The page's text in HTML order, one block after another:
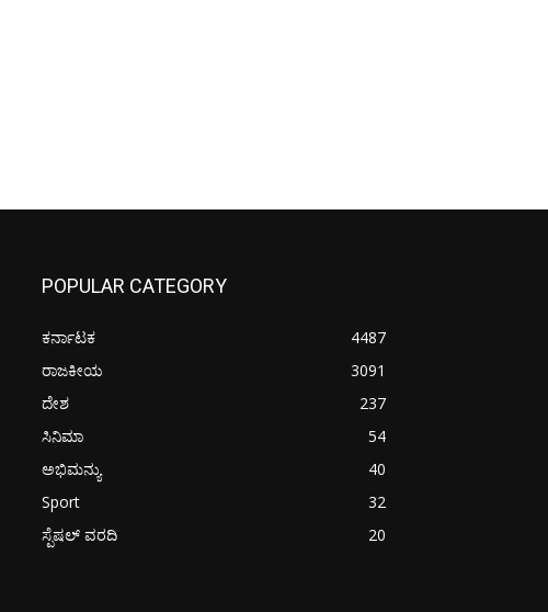
POPULAR CATEGORY
ಕರ್ನಾಟಕ
4487
ರಾಜಕೀಯ
3091
ದೇಶ
237
ಸಿನಿಮಾ
54
ಅಭಿಮನ್ಯು
40
Sport
32
ಸ್ಪೆಷಲ್ ವರದಿ
20